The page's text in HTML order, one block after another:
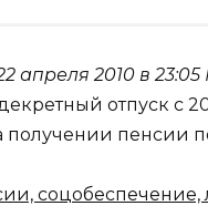
апреля 2010 в 23:05
отпуск с
получении пенсии
соцобеспечение,